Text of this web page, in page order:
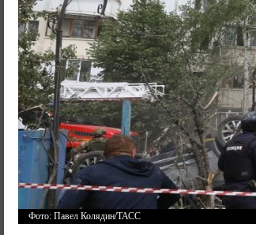
Фото: Павел Колядин/ТАСС